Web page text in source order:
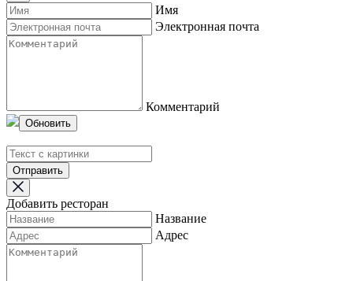
Имя
Электронная почта
Комментарий
Обновить
Отправить
Добавить ресторан
Название
Адрес